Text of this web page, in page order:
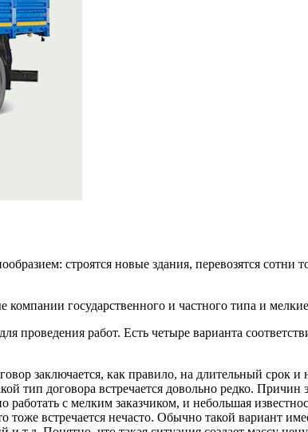
строятся новые здания, перевозятся сотни
государственного и частного типа и
работ. Есть четыре варианта
заключается, как правило, на длительный срок и
тип договора встречается довольно редко. Причин
с мелким заказчиком, и небольшая
встречается нечасто. Обычно такой вариант